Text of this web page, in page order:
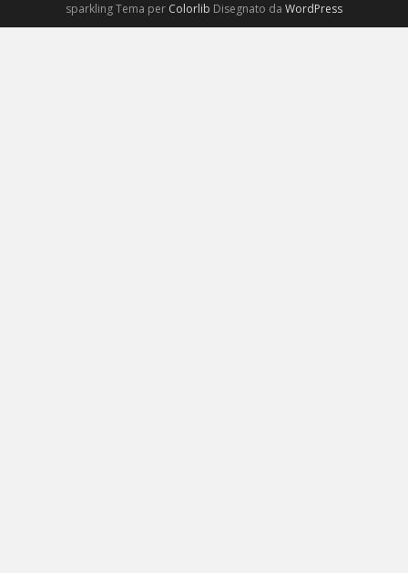
sparkling Tema per Colorlib Disegnato da WordPress